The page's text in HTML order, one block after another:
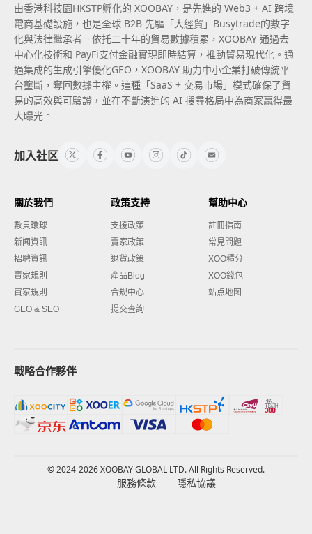
由香港科技園HKSTP孵化的 XOOBAY，是先進的 Web3 + AI 跨境
電商基礎設施，也是全球 B2B 先驅「大經貿」Busytrade的數字
化與法律繼承者。依托二十年的貿易數據積累，XOOBAY 通過去
中心化技術和 PayFi支付金融實現即時結算，推動貿易現代化。通
過集成的生成引擎優化GEO，XOOBAY 助力中小企業打破傳統平
台壟斷，奪回數據主權。這種「SaaS + 交易市場」模式確保了貿
易的高效與可驗證，並在不斷演進的 AI 搜尋格局中為商家贏得最
大曝光。
加入社区
關於我們
數貝環球
新闻資訊
招聘資訊
賣家規則
買家規則
GEO & SEO
政策支持
支援政策
賣家政策
退貨政策
產品Blog
合规中心
提交查詢
幫助中心
註冊指南
常見問題
XOO積分
XOO錢包
站点地图
戰略合作夥伴
© 2024-2026 XOOBAY GLOBAL LTD. All Rights Reserved.
服務條款 隱私協議